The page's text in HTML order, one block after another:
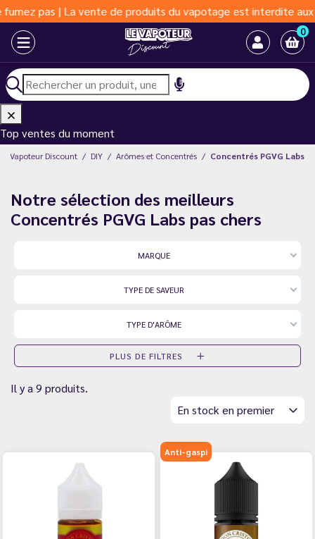
vente de produits du vapotage est interdite aux moins de
0
Top ventes du moment
Le Vapoteur Discount DIY Arômes et Concentrés Concentrés PGVG Labs
Notre sélection des meilleurs
Concentrés PGVG Labs pas chers
MARQUE
TYPE DE SAVEUR
TYPE D'ARÔME
PLUS DE FILTRES
Il y a 9 produits.
En stock en premier
Anti-gaspi